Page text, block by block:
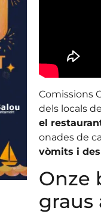
Comissions
dels locals
el
onades de
vòmits i
Onze
graus